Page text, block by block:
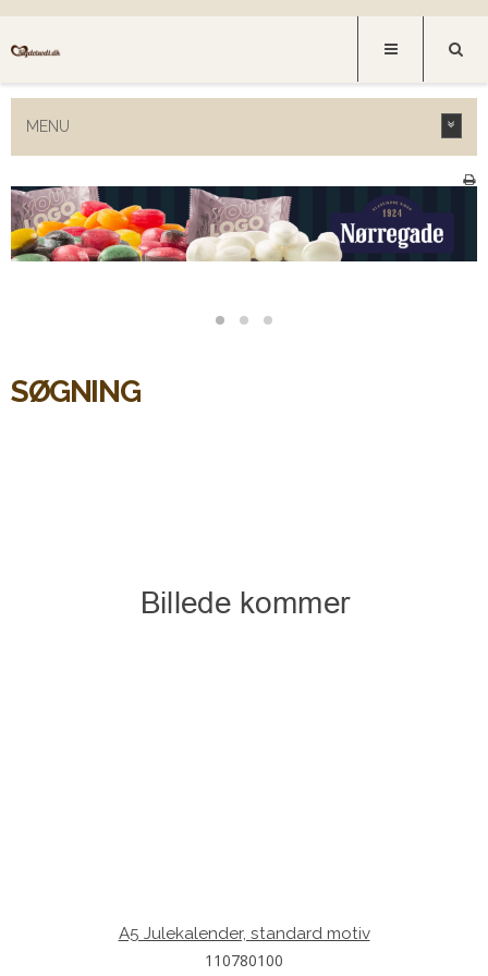
MENU
SØGNING
A5 Julekalender, standard motiv
110780100